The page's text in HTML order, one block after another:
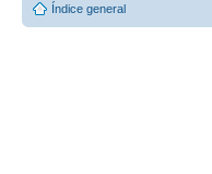
Índice general